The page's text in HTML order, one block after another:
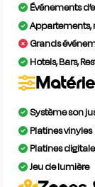
Événements
Appartements,
Grands
Hotels, Bars,
Système son
Platines vinyles
Platines
Jeu de lumière